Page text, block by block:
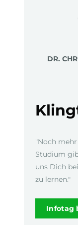
DR.
"Noch
Studium
uns Dich
zu lernen."
Infotag